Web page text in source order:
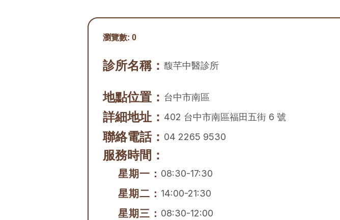
瀏覽數: 0
診所名稱： 馥芊中醫診所
地點位置： 台中市南區
詳細地址： 402 台中市南區福田五街 6 號
聯絡電話： 04 2265 9530
服務時間：
星期一： 08:30-17:30
星期二： 14:00-21:30
星期三： 08:30-12:00